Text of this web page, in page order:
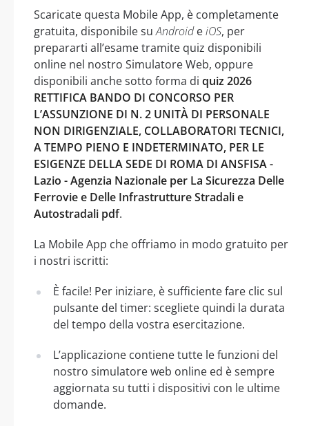
Scaricate questa Mobile App, è completamente
gratuita, disponibile suAndroideiOS, per
prepararti all’esame tramite quiz disponibili
online nel nostro Simulatore Web, oppure
disponibili anche sotto forma di quiz 2026
RETTIFICA BANDO DI CONCORSO PER
L’ASSUNZIONE DI N. 2 UNITÀ DI PERSONALE
NON DIRIGENZIALE, COLLABORATORI TECNICI,
A TEMPO PIENO E INDETERMINATO, PER LE
ESIGENZE DELLA SEDE DI ROMA DI ANSFISA -
Lazio - Agenzia Nazionale per La Sicurezza Delle
Ferrovie e Delle Infrastrutture Stradali e
Autostradali pdf.
La Mobile App che offriamo in modo gratuito per
i nostri iscritti:
È facile! Per iniziare, è sufficiente fare clic sul
pulsante del timer: scegliete quindi la durata
del tempo della vostra esercitazione.
L’applicazione contiene tutte le funzioni del
nostro simulatore web online ed è sempre
aggiornata su tutti i dispositivi con le ultime
domande.